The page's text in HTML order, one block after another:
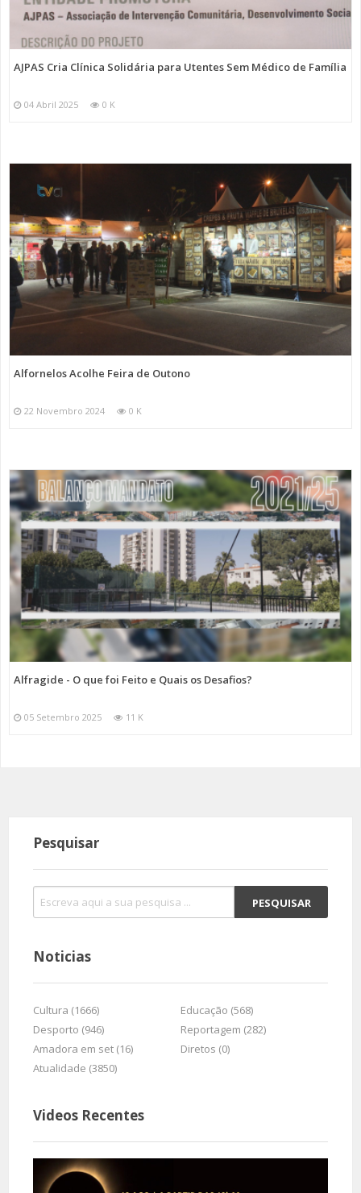
AJPAS Cria Clínica Solidária para Utentes Sem Médico de Família
04 Abril 2025 0 K
Alfornelos Acolhe Feira de Outono
22 Novembro 2024 0 K
Alfragide - O que foi Feito e Quais os Desafios?
05 Setembro 2025 11 K
Pesquisar
Noticias
Cultura (1666)
Educação (568)
Desporto (946)
Reportagem (282)
Amadora em set (16)
Diretos (0)
Atualidade (3850)
Videos Recentes